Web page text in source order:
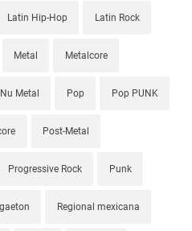
Latin Hip-Hop Latin Rock
Metal Metalcore
Nu Metal Pop Pop PUNK
Post-Metal
Progressive Rock Punk
Regional mexicana